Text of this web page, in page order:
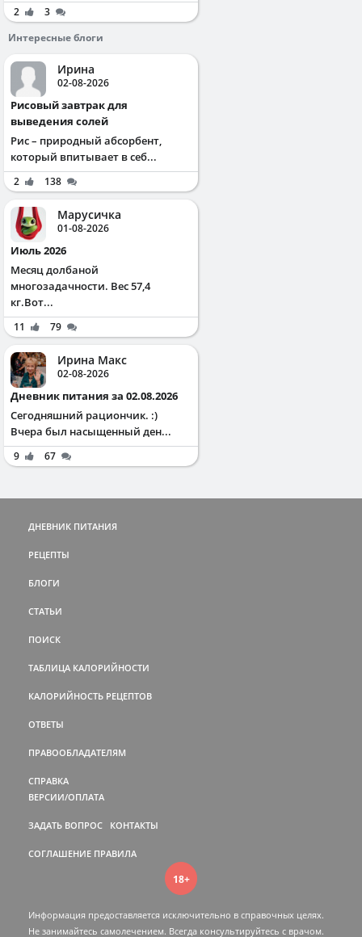
2
3
Интересные блоги
Ирина
02-08-2026
Рисовый завтрак для
выведения солей
Рис – природный абсорбент,
который впитывает в себ...
2 138
Марусичка
01-08-2026
Июль 2026
Месяц долбаной
многозадачности. Вес 57,4
кг.Вот...
11 79
Ирина Макс
02-08-2026
Дневник питания за 02.08.2026
Сегодняшний рациончик. :)
Вчера был насыщенный ден...
9 67
ДНЕВНИК ПИТАНИЯ
РЕЦЕПТЫ
БЛОГИ
СТАТЬИ
ПОИСК
ТАБЛИЦА КАЛОРИЙНОСТИ
КАЛОРИЙНОСТЬ РЕЦЕПТОВ
ОТВЕТЫ
ПРАВООБЛАДАТЕЛЯМ
СПРАВКА
ВЕРСИИ/ОПЛАТА
ЗАДАТЬ ВОПРОС КОНТАКТЫ
СОГЛАШЕНИЕ ПРАВИЛА
18+
Информация предоставляется исключительно в справочных целях.
Не занимайтесь самолечением. Всегда консультируйтесь c врачом.